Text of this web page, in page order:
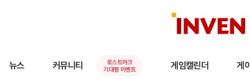
인
뉴스 커뮤니티
로스트아크
기대평 이벤트
게임캘린더 게